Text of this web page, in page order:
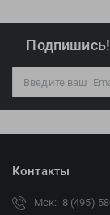
Контакты
Мск: 8 (495)